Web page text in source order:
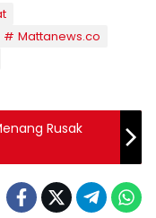
Mattanews.co
Rusak